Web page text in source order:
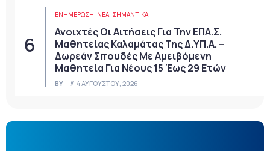
ΕΝΗΜΕΡΩΣΗ ΝΈΑ ΣΗΜΑΝΤΙΚΆ
Ανοιχτές Οι Αιτήσεις Για Την ΕΠΑ.Σ.
Μαθητείας Καλαμάτας Της Δ.ΥΠ.Α. –
Δωρεάν Σπουδές Με Αμειβόμενη
Μαθητεία Για Νέους 15 Έως 29 Ετών
BY 4 ΑΥΓΟΎΣΤΟΥ, 2026